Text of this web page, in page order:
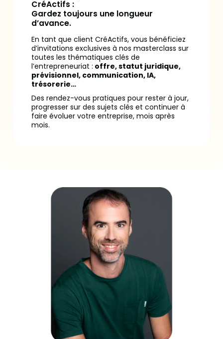
CréActifs :
Gardez toujours une longueur
d’avance.
En tant que client CréActifs, vous bénéficiez
d’invitations exclusives à nos masterclass sur
toutes les thématiques clés de
l’entrepreneuriat : offre, statut juridique,
prévisionnel, communication, IA,
trésorerie…
Des rendez-vous pratiques pour rester à jour,
progresser sur des sujets clés et continuer à
faire évoluer votre entreprise, mois après
mois.